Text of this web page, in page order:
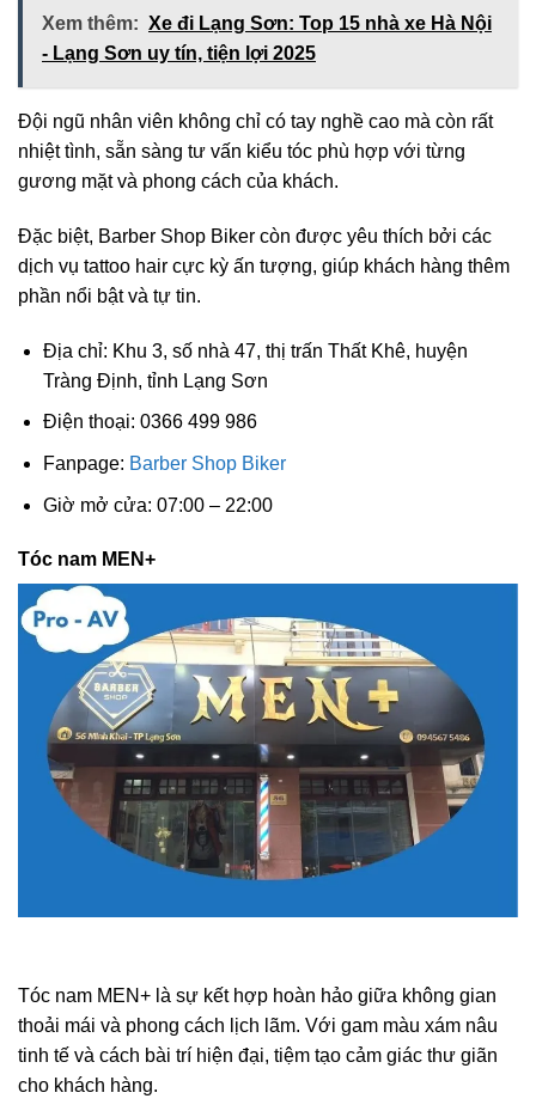
Xem thêm: Xe đi Lạng Sơn: Top 15 nhà xe Hà Nội
- Lạng Sơn uy tín, tiện lợi 2025
Đội ngũ nhân viên không chỉ có tay nghề cao mà còn rất
nhiệt tình, sẵn sàng tư vấn kiểu tóc phù hợp với từng
gương mặt và phong cách của khách.
Đặc biệt, Barber Shop Biker còn được yêu thích bởi các
dịch vụ tattoo hair cực kỳ ấn tượng, giúp khách hàng thêm
phần nổi bật và tự tin.
Địa chỉ: Khu 3, số nhà 47, thị trấn Thất Khê, huyện
Tràng Định, tỉnh Lạng Sơn
Điện thoại: 0366 499 986
Fanpage: Barber Shop Biker
Giờ mở cửa: 07:00 – 22:00
Tóc nam MEN+
Tóc nam MEN+ là sự kết hợp hoàn hảo giữa không gian
thoải mái và phong cách lịch lãm. Với gam màu xám nâu
tinh tế và cách bài trí hiện đại, tiệm tạo cảm giác thư giãn
cho khách hàng.